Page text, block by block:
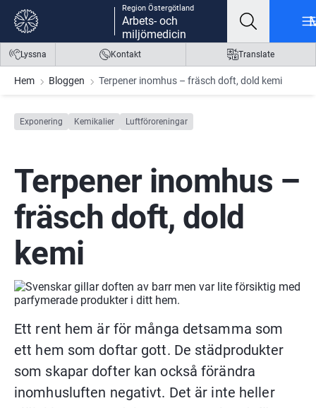
Gå till innehåll
Gå till meny
Gå till sidfot
Region Östergötland
Arbets- och
miljömedicin
Lyssna Kontakt Translate
Hem Bloggen Terpener inomhus – fräsch doft, dold kemi
Exponering Kemikalier Luftföroreningar
Terpener inomhus –
fräsch doft, dold
kemi
Ett rent hem är för många detsamma som
ett hem som doftar gott. De städprodukter
som skapar dofter kan också förändra
inomhusluften negativt. Det är inte heller